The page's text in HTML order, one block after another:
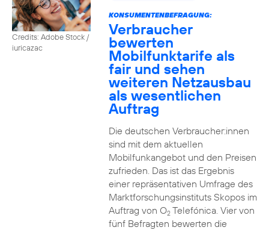
Credits: Adobe Stock /
iuricazac
KONSUMENTENBEFRAGUNG:
Verbraucher
bewerten
Mobilfunktarife als
fair und sehen
weiteren Netzausbau
als wesentlichen
Auftrag
Die deutschen Verbraucher:innen
sind mit dem aktuellen
Mobilfunkangebot und den Preisen
zufrieden. Das ist das Ergebnis
einer repräsentativen Umfrage des
Marktforschungsinstituts Skopos im
Auftrag von O2Telefónica. Vier von
fünf Befragten bewerten die